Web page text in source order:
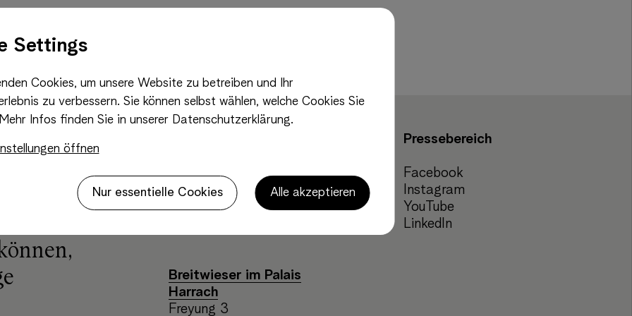
für
3430 Tulln, Österreich
office@breitwieser.com
Breitwieser im Palais
Harrach
Freyung 3
Pressebereich
Facebook
Instagram
YouTube
LinkedIn
Settings
Cookies, um unsere Website zu betreiben und Ihr
zu verbessern. Sie können selbst wählen, welche Cookies Sie
Mehr Infos finden Sie in unserer Datenschutzerklärung.
öffnen
Nur essentielle Cookies Alle akzeptieren